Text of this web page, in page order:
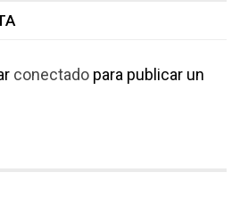
conectado para publicar un